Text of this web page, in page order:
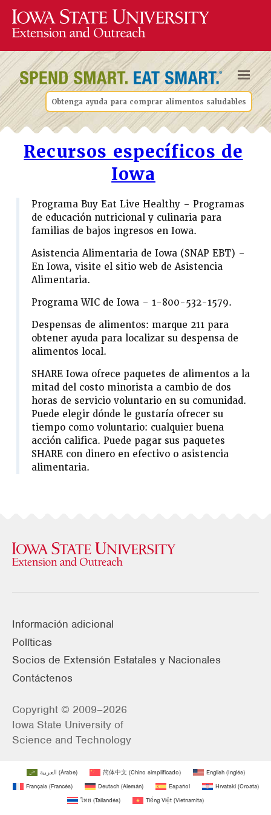
Obtenga ayuda para comprar alimentos saludables
Recursos específicos de
Iowa
Programa Buy Eat Live Healthy – Programas
de educación nutricional y culinaria para
familias de bajos ingresos en Iowa.
Asistencia Alimentaria de Iowa (SNAP EBT) –
En Iowa, visite el sitio web de Asistencia
Alimentaria.
Programa WIC de Iowa – 1-800-532-1579.
Despensas de alimentos: marque 211 para
obtener ayuda para localizar su despensa de
alimentos local.
SHARE Iowa ofrece paquetes de alimentos a la
mitad del costo minorista a cambio de dos
horas de servicio voluntario en su comunidad.
Puede elegir dónde le gustaría ofrecer su
tiempo como voluntario: cualquier buena
acción califica. Puede pagar sus paquetes
SHARE con dinero en efectivo o asistencia
alimentaria.
Información adicional
Políticas
Socios de Extensión Estatales y Nacionales
Contáctenos
Copyright © 2009–2026
Iowa State University of
Science and Technology
العربية (Árabe) 简体中文(Chino simplificado) English(Inglés)
Français(Francés) Deutsch(Alemán) Español Hrvatski(Croata)
ไทย (Tailandés) Tiếng Việt (Vietnamita)